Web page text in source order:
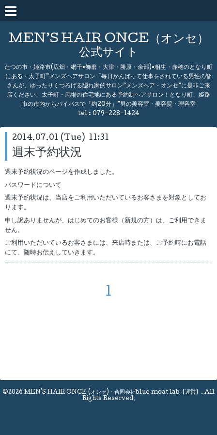
MEN’S HAIR ONCE（オンセ）
公式サイト
たつの市・姫路市(広畑・網干•飾磨・大津・勝原・余部)•相生・赤穂のとなり町
にある・太子町”メンズヘアサロン「毎日がんばって仕事をされている男性の皆
さんが、ゆったりくつろげる隠れ家的サロン”メンズヘア・オンセ”に是非ご来
店ください」太子町・馬場の住宅地にある予約制ヘアサロン！となり町、姫路
市の市内からバイパスで「約20分」”男の美容室・美容院・理容室
tel : 079-228-1424
2014.07.01 (Tue) 11:31
週末予約状況
週末予約状況のページを作成しました。
パスワードについて
週末予約状況は、当店をご利用いただいているお客さまを対象としてお
ります。
申し訳ありませんが、はじめてのお客様（新規の方）は、ご利用できま
せん。
ご利用いただいているお客さまには、来店時または、ご予約時にお電話
にて、随時お伝えしていきます。
1
©2026 MEN'S HAIR ONCE (オンセ)・合同会社blue moat lab【運営】 . All
Rights Reserved.